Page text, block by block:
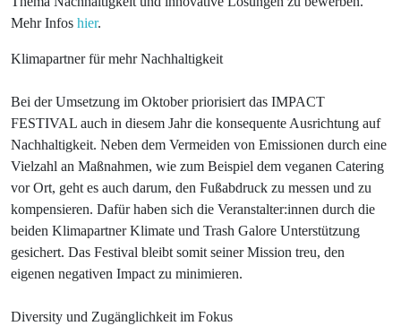
Mehr Infos hier.
Klimapartner für mehr Nachhaltigkeit
Bei der Umsetzung im Oktober priorisiert das IMPACT
FESTIVAL auch in diesem Jahr die konsequente Ausrichtung auf
Nachhaltigkeit. Neben dem Vermeiden von Emissionen durch eine
Vielzahl an Maßnahmen, wie zum Beispiel dem veganen Catering
vor Ort, geht es auch darum, den Fußabdruck zu messen und zu
kompensieren. Dafür haben sich die Veranstalter:innen durch die
beiden Klimapartner Klimate und Trash Galore Unterstützung
gesichert. Das Festival bleibt somit seiner Mission treu, den
eigenen negativen Impact zu minimieren.
Diversity und Zugänglichkeit im Fokus